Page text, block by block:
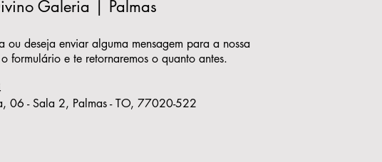
Galeria | Palmas
ou deseja enviar alguma mensagem para a nossa
formulário e te retornaremos o quanto antes.
06 - Sala 2, Palmas - TO, 77020-522